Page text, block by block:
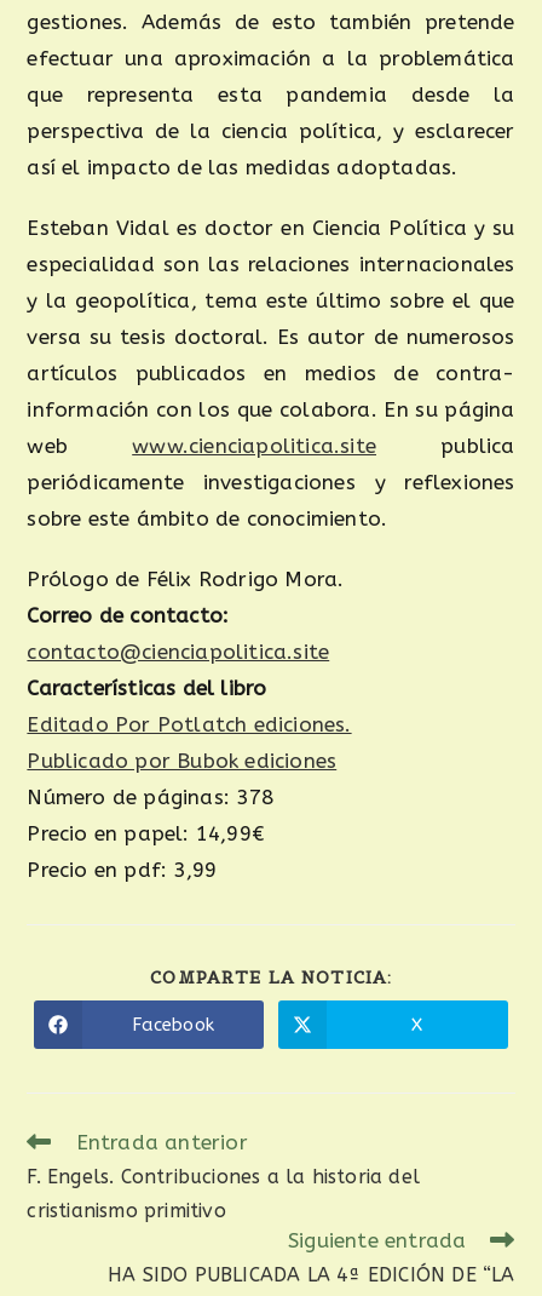
gestiones. Además de esto también pretende
efectuar una aproximación a la problemática
que representa esta pandemia desde la
perspectiva de la ciencia política, y esclarecer
así el impacto de las medidas adoptadas.
Esteban Vidal es doctor en Ciencia Política y su
especialidad son las relaciones internacionales
y la geopolítica, tema este último sobre el que
versa su tesis doctoral. Es autor de numerosos
artículos publicados en medios de contra-
información con los que colabora. En su página
webwww.cienciapolitica.site publica
periódicamente investigaciones y reflexiones
sobre este ámbito de conocimiento.
Prólogo de Félix Rodrigo Mora.
Correo de contacto:
contacto@cienciapolitica.site
Características del libro
Editado Por Potlatch ediciones.
Publicado por Bubok ediciones
Número de páginas: 378
Precio en papel: 14,99€
Precio en pdf: 3,99
COMPARTE LA NOTICIA:
Facebook X
Entrada anterior
F. Engels. Contribuciones a la historia del
cristianismo primitivo
Siguiente entrada
HA SIDO PUBLICADA LA 4ª EDICIÓN DE “LA